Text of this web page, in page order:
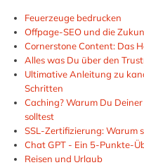
Feuerzeuge bedrucken
Offpage-SEO und die
Cornerstone Content: Das
Alles was Du über den
Ultimative Anleitung zu
Schritten
Caching? Warum Du
solltest
SSL-Zertifizierung: Warum
Chat GPT - Ein 5-Punkte-
Reisen und Urlaub